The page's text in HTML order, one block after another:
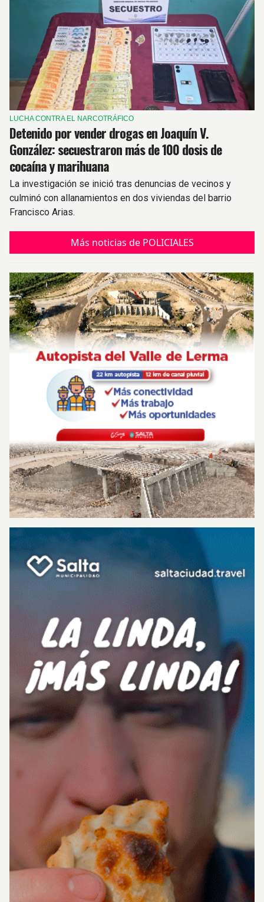
LUCHA CONTRA EL NARCOTRÁFICO
Detenido por vender drogas en Joaquín V.
González: secuestraron más de 100 dosis de
cocaína y marihuana
La investigación se inició tras denuncias de vecinos y
culminó con allanamientos en dos viviendas del barrio
Francisco Arias.
Más noticias de POLICIALES